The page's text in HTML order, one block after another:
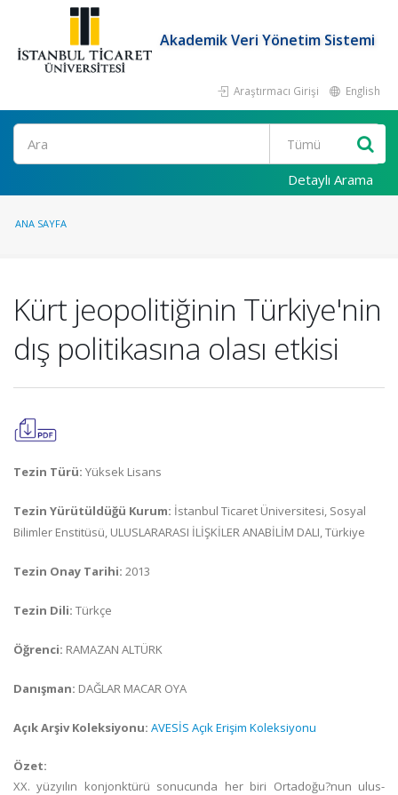
Akademik Veri Yönetim Sistemi
Araştırmacı Girişi English
Ara
Detaylı Arama
ANA SAYFA
Kürt jeopolitiğinin Türkiye'nin
dış politikasına olası etkisi
Tezin Türü: Yüksek Lisans
Tezin Yürütüldüğü Kurum: İstanbul Ticaret Üniversitesi, Sosyal
Bilimler Enstitüsü, ULUSLARARASI İLİŞKİLER ANABİLİM DALI, Türkiye
Tezin Onay Tarihi: 2013
Tezin Dili: Türkçe
Öğrenci: RAMAZAN ALTÜRK
Danışman: DAĞLAR MACAR OYA
Açık Arşiv Koleksiyonu: AVESİS Açık Erişim Koleksiyonu
Özet:
XX. yüzyılın konjonktürü sonucunda her biri Ortadoğu?nun ulus-